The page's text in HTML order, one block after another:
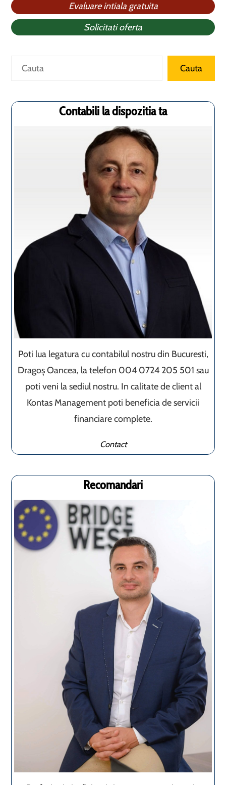
Evaluare intiala gratuita
Solicitati oferta
Caută Cauta
Contabili la dispozitia ta
Poti lua legatura cu contabilul nostru din Bucuresti,
Dragoș Oancea, la telefon 004 0724 205 501 sau
poti veni la sediul nostru. In calitate de client al
Kontas Management poti beneficia de servicii
financiare complete.
Contact
Recomandari